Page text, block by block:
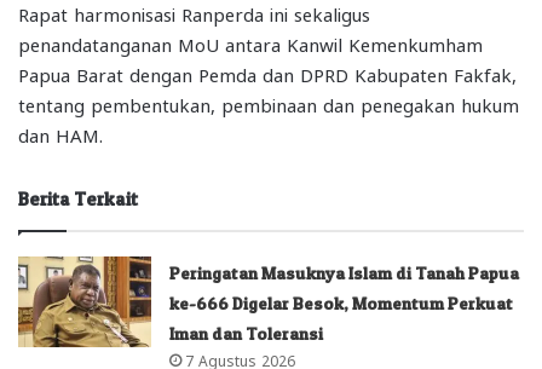
Rapat harmonisasi Ranperda ini sekaligus
penandatanganan MoU antara Kanwil Kemenkumham
Papua Barat dengan Pemda dan DPRD Kabupaten Fakfak,
tentang pembentukan, pembinaan dan penegakan hukum
dan HAM.
Berita Terkait
Peringatan Masuknya Islam di Tanah Papua
ke-666 Digelar Besok, Momentum Perkuat
Iman dan Toleransi
7 Agustus 2026